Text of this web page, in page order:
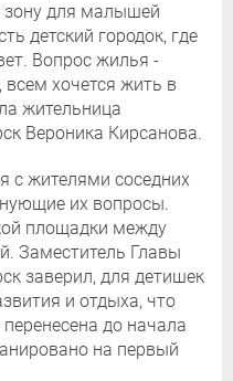
для малышей
детский городок, где
Вопрос жилья -
хочется жить в
жительница
Вероника Кирсанова.
с жителями соседних
их вопросы.
площадки между
Заместитель Главы
заверил, для детишек
и отдыха, что
до начала
на первый